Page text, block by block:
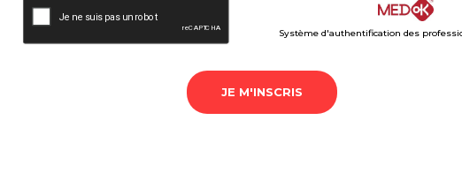
Système d'authentification des
JE M'INSCRIS